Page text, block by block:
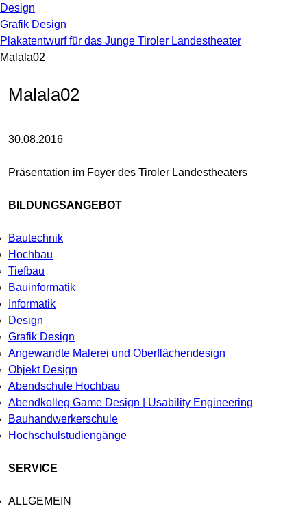
Design
Grafik Design
Plakatentwurf für das Junge Tiroler Landestheater
Malala02
Malala02
30.08.2016
Präsentation im Foyer des Tiroler Landestheaters
BILDUNGSANGEBOT
Bautechnik
Hochbau
Tiefbau
Bauinformatik
Informatik
Design
Grafik Design
Angewandte Malerei und Oberflächendesign
Objekt Design
Abendschule Hochbau
Abendkolleg Game Design | Usability Engineering
Bauhandwerkerschule
Hochschulstudiengänge
SERVICE
ALLGEMEIN